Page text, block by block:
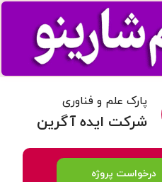
پارک علم و فناوری
شرکت ایده آگرین
درخواست پروژه